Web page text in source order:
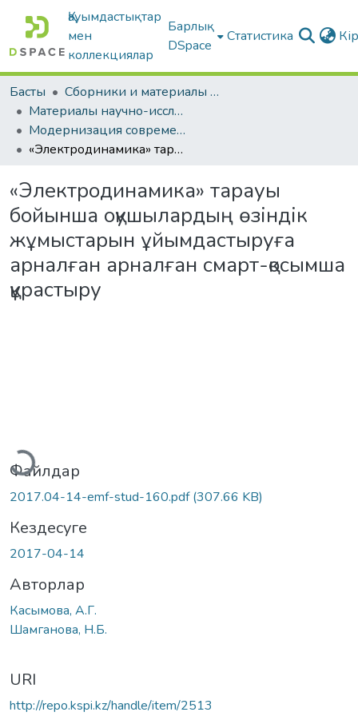
Қауымдастықтар
мен
коллекциялар
Барлық
DSpace
Статистика
Басты
Сборники и материалы конференций
Материалы научно-исследовательской работы студентов
Модернизация современного образования
«Электродинамика» тарауы бойынша оқушылардың өзіндік жұмыстарын ұйымдастыруға арналған арналған смарт-қосымша құрастыру
«Электродинамика» тарауы
бойынша оқушылардың өзіндік
жұмыстарын ұйымдастыруға
арналған арналған смарт-қосымша
құрастыру
Файлдар
2017.04-14-emf-stud-160.pdf(307.66 KB)
Кездесуге
2017-04-14
Авторлар
Касымова, А.Г.
Шамганова, Н.Б.
URI
http://repo.kspi.kz/handle/item/2513